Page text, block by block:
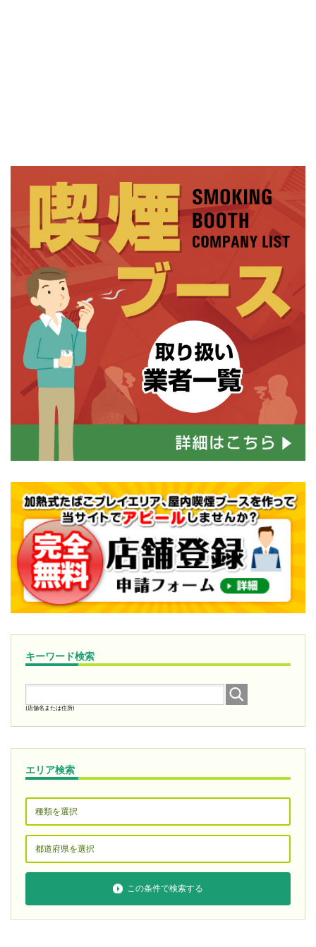
キーワード検索
(店舗名または住所)
エリア検索
この条件で検索する